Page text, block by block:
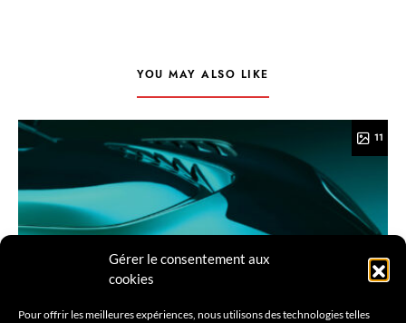
Gérer le consentement aux
cookies
Pour offrir les meilleures expériences, nous utilisons des technologies telles
YOU MAY ALSO LIKE
11